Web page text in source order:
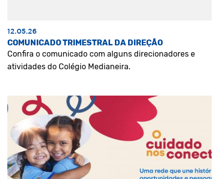
12.05.26
COMUNICADO TRIMESTRAL DA DIREÇÃO
Confira o comunicado com alguns direcionadores e
atividades do Colégio Medianeira.